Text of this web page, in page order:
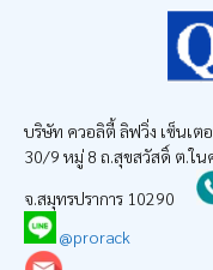
บริษัท ควอลิตี้ ลิฟวิ่ง เซ็นเต
30/9 หมู่ 8 ถ.สุขสวัสดิ์ ต.ใน
จ.สมุทรปราการ 10290
@prorack